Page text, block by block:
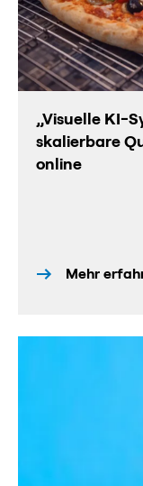
„Visuelle KI-
skalierbare
online
Mehr